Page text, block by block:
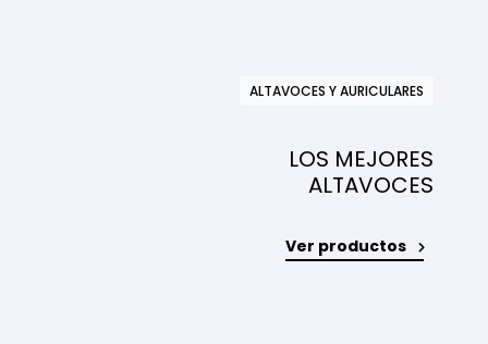
ALTAVOCES Y AURICULARES
LOS MEJORES
ALTAVOCES
Ver productos